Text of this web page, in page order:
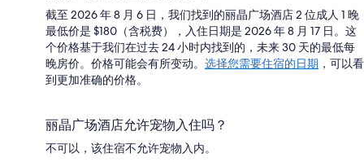
截至 2026 年 8 月 6 日，我们找到的丽晶广场酒店 2 位成人 1 晚
最低价是 $180（含税费），入住日期是 2026 年 8 月 17 日。这
个价格基于我们在过去 24 小时内找到的，未来 30 天的最低每
晚房价。价格可能会有所变动。 选择您需要住宿的日期 ，可以看
到更加准确的价格。
丽晶广场酒店允许宠物入住吗？
不可以，该住宿不允许宠物入内。